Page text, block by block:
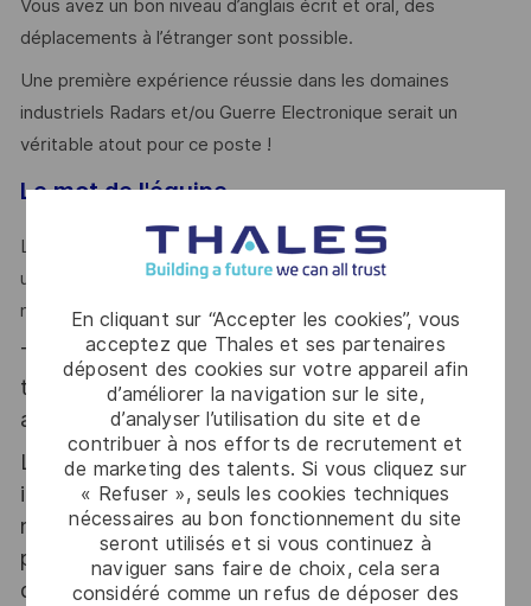
En cliquant sur “Accepter les cookies”, vous
acceptez que Thales et ses partenaires
déposent des cookies sur votre appareil afin
d’améliorer la navigation sur le site,
d’analyser l’utilisation du site et de
contribuer à nos efforts de recrutement et
de marketing des talents. Si vous cliquez sur
« Refuser », seuls les cookies techniques
nécessaires au bon fonctionnement du site
seront utilisés et si vous continuez à
naviguer sans faire de choix, cela sera
considéré comme un refus de déposer des
Vous avez un bon niveau d’anglais écrit et oral, des
déplacements à l’étranger sont possible.
Une première expérience réussie dans les domaines
industriels Radars et/ou Guerre Electronique serait un
véritable atout pour ce poste !
Le mot de l'équipe
La perspective de rejoindre des équipes dynamiques dans
un univers Export et Offset passionnant vous anime ? Alors
n'hésitez plus et postulez !
Thales, entreprise Handi-Engagée, reconnait
tous les talents. La diversité est notre meilleur
atout. Postulez et rejoignez nous !
Le poste pouvant nécessiter d'accéder à des
informations relevant du secret de la défense
nationale, la personne retenue fera l'objet d'une
procédure d’habilitation, conformément aux
dispositions des articles R.2311-1 et suivants du